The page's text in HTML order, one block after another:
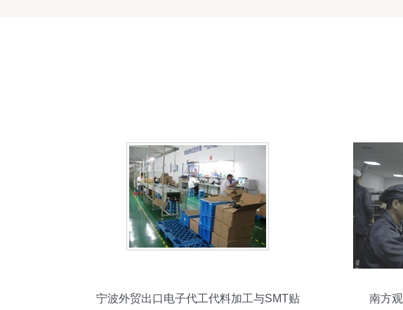
宁波外贸出口电子代工代料加工与SMT贴
南方